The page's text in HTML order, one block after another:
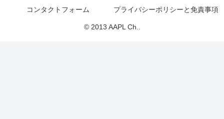
コンタクトフォーム
プライバシーポリシーと免責事項
© 2013 AAPL Ch..